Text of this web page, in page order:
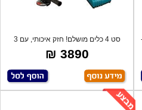
סט 4 כלים מושלם! חזק איכותי, עם 3
סוללות
3890 ₪